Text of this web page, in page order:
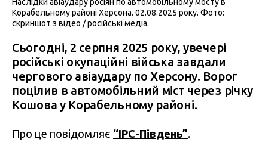
Корабельному районі Херсона. 02.08.2025 року. Фото:
скриншот з відео / російські медіа.
Сьогодні, 2 серпня 2025 року, увечері
російські окупаційні війська завдали
чергового авіаудару по Херсону. Ворог
поцілив в автомобільний міст через річку
Кошова у Корабельному районі.
Про це повідомляє “IPC-Південь”.